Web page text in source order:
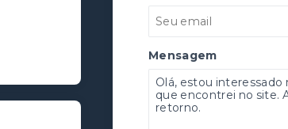
Mensagem